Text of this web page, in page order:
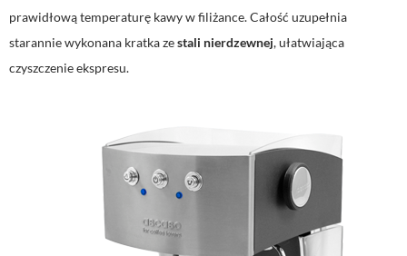
prawidłową temperaturę kawy w filiżance. Całość uzupełnia
starannie wykonana kratka zestali nierdzewnej, ułatwiająca
czyszczenie ekspresu.